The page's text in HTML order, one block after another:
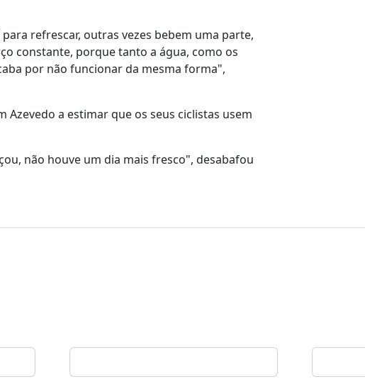
refrescar, outras vezes bebem uma parte,
constante, porque tanto a água, como os
por não funcionar da mesma forma",
a estimar que os seus ciclistas usem
não houve um dia mais fresco", desabafou